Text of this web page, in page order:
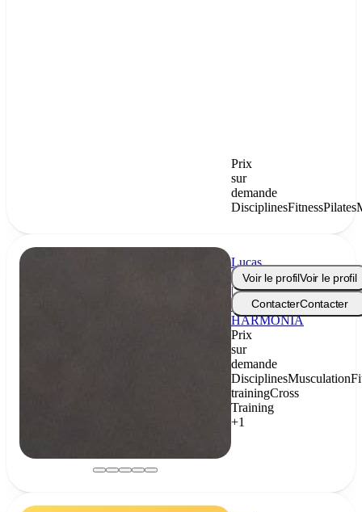
Prix
sur
demande
DisciplinesFitnessPilates
Lucas
Routin
|
Coach
HARMONIA
Prix
sur
demande
DisciplinesMusculation
trainingCross
Training
+1
Voir le profilVoir le profil
ContacterContacter